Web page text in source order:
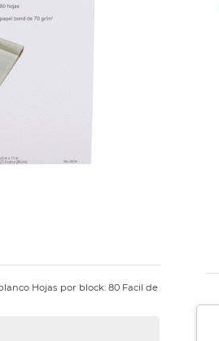
más
más
Hojas por block: 80 Facil de